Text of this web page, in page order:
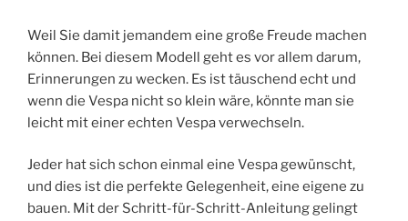
Weil Sie damit jemandem eine große Freude machen
können. Bei diesem Modell geht es vor allem darum,
Erinnerungen zu wecken. Es ist täuschend echt und
wenn die Vespa nicht so klein wäre, könnte man sie
leicht mit einer echten Vespa verwechseln.
Jeder hat sich schon einmal eine Vespa gewünscht,
und dies ist die perfekte Gelegenheit, eine eigene zu
bauen. Mit der Schritt-für-Schritt-Anleitung gelingt